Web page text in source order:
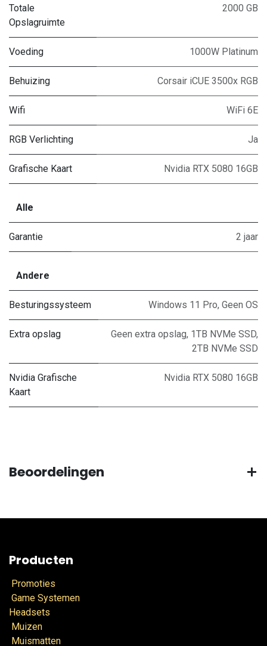
Totale
Opslagruimte
2000 GB
Voeding 1000W Platinum
Behuizing Corsair iCUE 3500x RGB
Wifi WiFi 6E
RGB Verlichting Ja
Grafische Kaart Nvidia RTX 5080 16GB
Alle
Garantie 2 jaar
Andere
Besturingssysteem Windows 11 Pro, Geen OS
Extra opslag Geen extra opslag, 1TB NVMe SSD,
2TB NVMe SSD
Nvidia Grafische
Kaart
Nvidia RTX 5080 16GB
Beoordelingen
Producten
Promoties
Game Systemen
Headsets
Muizen
Muismatten